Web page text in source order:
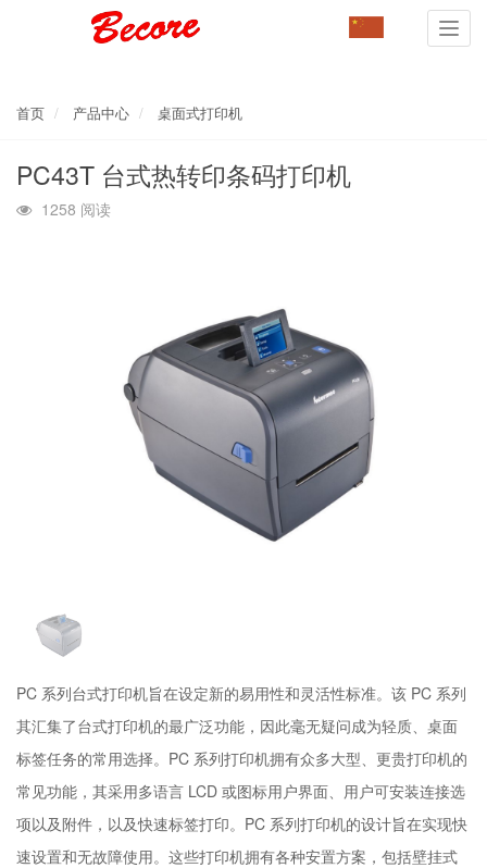
首页 产品中心 桌面式打印机
PC43T 台式热转印条码打印机
1258 阅读
PC 系列台式打印机旨在设定新的易用性和灵活性标准。该 PC 系列
其汇集了台式打印机的最广泛功能，因此毫无疑问成为轻质、桌面
标签任务的常用选择。PC 系列打印机拥有众多大型、更贵打印机的
常见功能，其采用多语言 LCD 或图标用户界面、用户可安装连接选
项以及附件，以及快速标签打印。PC 系列打印机的设计旨在实现快
速设置和无故障使用。这些打印机拥有各种安置方案，包括壁挂式